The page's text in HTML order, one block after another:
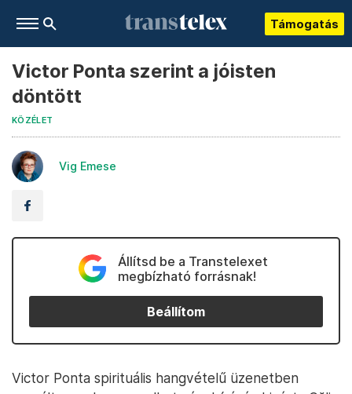
Támogatás
Victor Ponta szerint a jóisten
döntött
KÖZÉLET
Vig Emese
Állítsd be a Transtelexet
megbízható forrásnak!
Beállítom
Victor Ponta spirituális hangvételű üzenetben